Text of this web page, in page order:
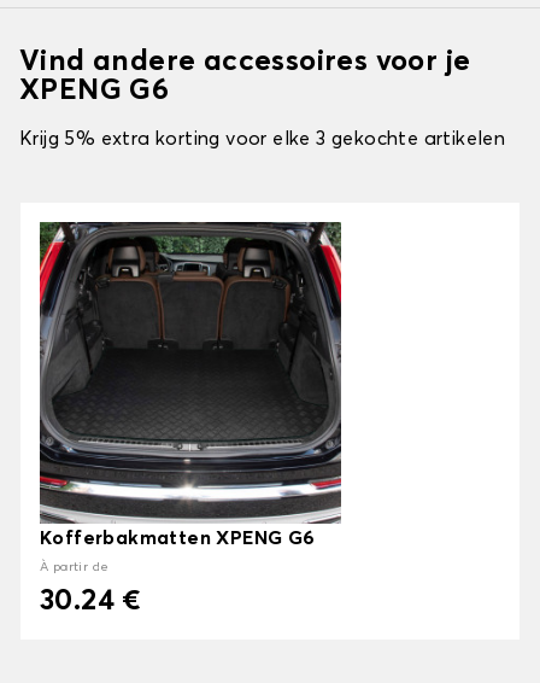
Vind andere accessoires voor je
XPENG G6
Krijg 5% extra korting voor elke 3 gekochte artikelen
Kofferbakmatten XPENG G6
À partir de
30.24 €